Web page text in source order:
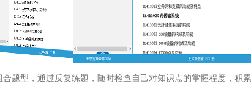
题型，通过反复练题，随时检查自己对知识点的掌握程度，积